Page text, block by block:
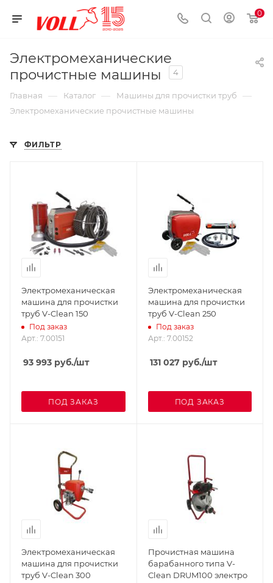
0
Электромеханические
прочистные машины
4
Главная — Каталог — Машины для прочистки труб —
Электромеханические прочистные машины
ФИЛЬТР
Электромеханическая
машина для прочистки
труб V-Clean 150
Под заказ
Арт.: 7.00151
93 993 руб./шт
ПОД ЗАКАЗ
Электромеханическая
машина для прочистки
труб V-Clean 250
Под заказ
Арт.: 7.00152
131 027руб./шт
ПОД ЗАКАЗ
Электромеханическая
машина для прочистки
труб V-Clean 300
Прочистная машина
барабанного типа V-
Clean DRUM100 электро